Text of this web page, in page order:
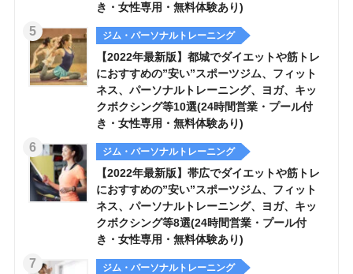
き・女性専用・無料体験あり)
ジム・パーソナルトレーニング
【2022年最新版】都城でダイエットや筋トレ
におすすめの”安い”スポーツジム、フィット
ネス、パーソナルトレーニング、ヨガ、キッ
クボクシング等10選(24時間営業・プール付
き・女性専用・無料体験あり)
ジム・パーソナルトレーニング
【2022年最新版】帯広でダイエットや筋トレ
におすすめの”安い”スポーツジム、フィット
ネス、パーソナルトレーニング、ヨガ、キッ
クボクシング等8選(24時間営業・プール付
き・女性専用・無料体験あり)
ジム・パーソナルトレーニング